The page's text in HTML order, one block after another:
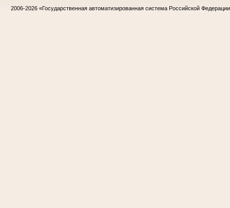
2006-2026 «Государственная автоматизированная система Российской